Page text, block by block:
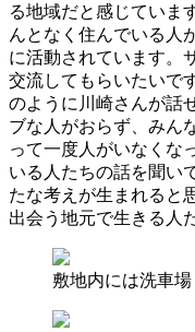
る地域だと感じていま
んとなく住んでいる人
に活動されています。
交流してもらいたいで
のように川崎さんが話
ブな人がおらず、みん
って一度人がいなくな
いる人たちの話を聞い
たな考えが生まれると
出会う地元で生きる人
敷地内には洗車